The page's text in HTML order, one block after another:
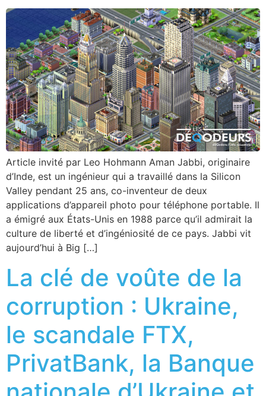
Article invité par Leo Hohmann Aman Jabbi, originaire
d’Inde, est un ingénieur qui a travaillé dans la Silicon
Valley pendant 25 ans, co-inventeur de deux
applications d’appareil photo pour téléphone portable. Il
a émigré aux États-Unis en 1988 parce qu’il admirait la
culture de liberté et d’ingéniosité de ce pays. Jabbi vit
aujourd’hui à Big […]
La clé de voûte de la
corruption : Ukraine,
le scandale FTX,
PrivatBank, la Banque